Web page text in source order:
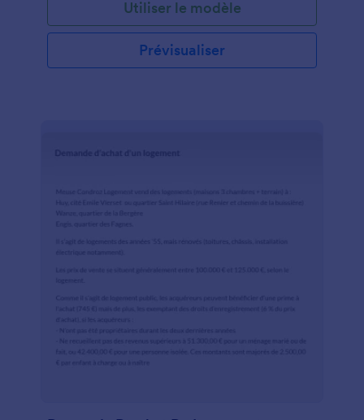
informatiques ou de développement web.
Utiliser le modèle
Prévisualiser